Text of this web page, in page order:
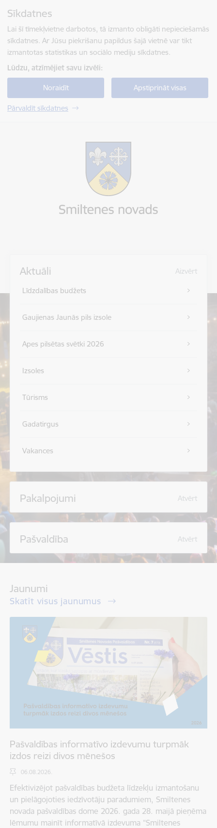
Sīkdatnes
Lai šī tīmekļvietne darbotos, tā izmanto obligāti nepieciešamās
sīkdatnes. Ar Jūsu piekrišanu papildus šajā vietnē var tikt
izmantotas statistikas un sociālo mediju sīkdatnes.
Lūdzu, atzīmējiet savu izvēli:
Noraidīt Apstiprināt visas
Pārvaldīt sīkdatnes
Aktuāli Aizvērt
Līdzdalības budžets
Gaujienas Jaunās pils izsole
Apes pilsētas svētki 2026
Izsoles
Tūrisms
Gadatirgus
Vakances
Pakalpojumi Atvērt
Pašvaldība Atvērt
Jaunumi
Skatīt visus jaunumus
Pašvaldības informatīvo izdevumu turpmāk
izdos reizi divos mēnešos
06.08.2026.
Efektivizējot pašvaldības budžeta līdzekļu izmantošanu
un pielāgojoties iedzīvotāju paradumiem, Smiltenes
novada pašvaldības dome 2026. gada 28. maijā pieņēma
lēmumu mainīt informatīvā izdevuma “Smiltenes